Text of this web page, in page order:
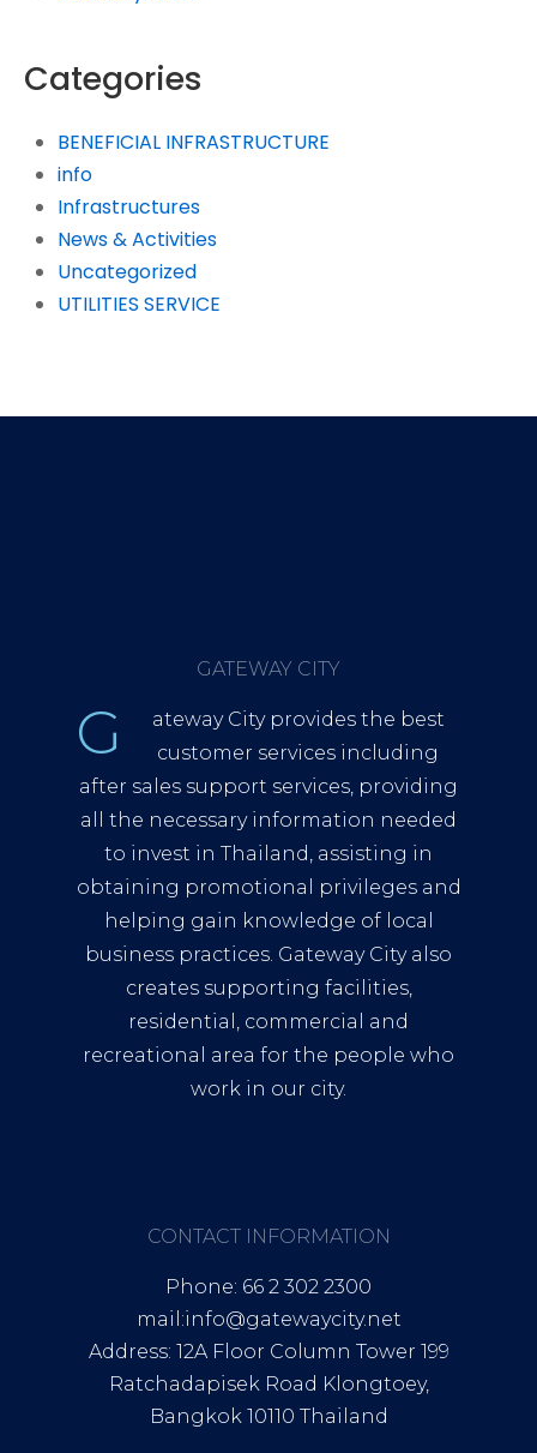
Categories
BENEFICIAL INFRASTRUCTURE
info
Infrastructures
News & Activities
Uncategorized
UTILITIES SERVICE
GATEWAY CITY
G
ateway City provides the best
customer services including
after sales support services, providing
all the necessary information needed
to invest in Thailand, assisting in
obtaining promotional privileges and
helping gain knowledge of local
business practices. Gateway City also
creates supporting facilities,
residential, commercial and
recreational area for the people who
work in our city.
CONTACT INFORMATION
Phone: 66 2 302 2300
mail:info@gatewaycity.net
Address: 12A Floor Column Tower 199
Ratchadapisek Road Klongtoey,
Bangkok 10110 Thailand